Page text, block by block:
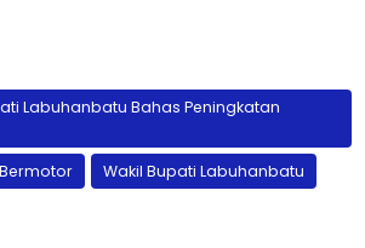
Labuhanbatu Bahas Peningkatan
Wakil Bupati Labuhanbatu